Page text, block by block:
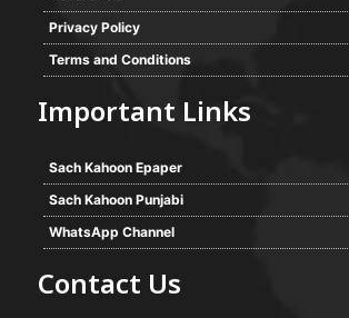
Privacy Policy
Terms and Conditions
Important Links
Sach Kahoon Epaper
Sach Kahoon Punjabi
WhatsApp Channel
Contact Us